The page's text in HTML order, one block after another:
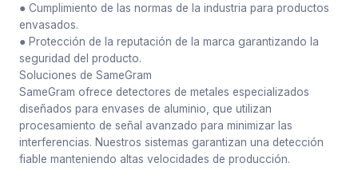
● Cumplimiento de las normas de la industria para productos
envasados.
● Protección de la reputación de la marca garantizando la
seguridad del producto.
Soluciones de SameGram
SameGram ofrece detectores de metales especializados
diseñados para envases de aluminio, que utilizan
procesamiento de señal avanzado para minimizar las
interferencias. Nuestros sistemas garantizan una detección
fiable manteniendo altas velocidades de producción.